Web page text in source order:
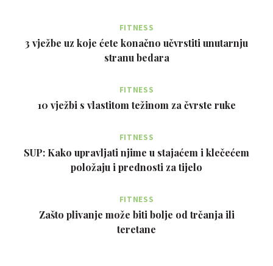
FITNESS
3 vježbe uz koje ćete konačno učvrstiti unutarnju
stranu bedara
FITNESS
10 vježbi s vlastitom težinom za čvrste ruke
FITNESS
SUP: Kako upravljati njime u stajaćem i klečećem
položaju i prednosti za tijelo
FITNESS
Zašto plivanje može biti bolje od trčanja ili
teretane